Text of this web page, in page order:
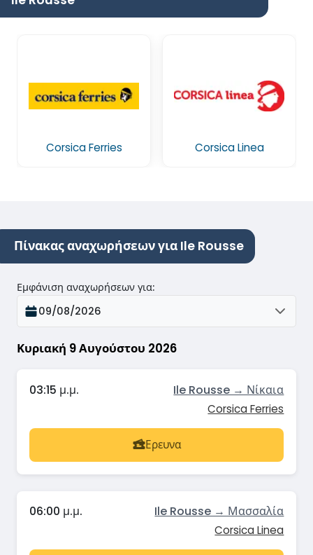
Corsica Ferries Corsica Linea
Πίνακας αναχωρήσεων για Ile Rousse
Κυριακή 9 Αυγούστου 2026
Εμφάνιση αναχωρήσεων για:
09/08/2026
03:15 μ.μ. Ile Rousse → Νίκαια
Corsica Ferries
Ερευνα
06:00 μ.μ. Ile Rousse → Μασσαλία
Corsica Linea